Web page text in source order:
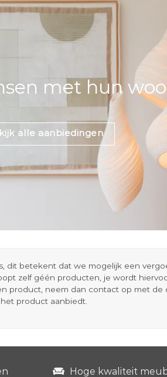
met hun
alle aanbiedingen
dit betekent dat we mogelijk een
zelf géén producten, je wordt
product, neem dan contact op met
het product aanbiedt.
Hoge kwaliteit